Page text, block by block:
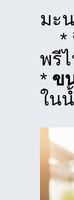
มะ
*
พรี
* ข
ใน